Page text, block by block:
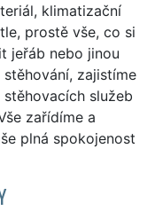
klimatizační
prostě vše, co si
jeřáb nebo jinou
zajistíme
služeb
zařídíme a
plná spokojenost